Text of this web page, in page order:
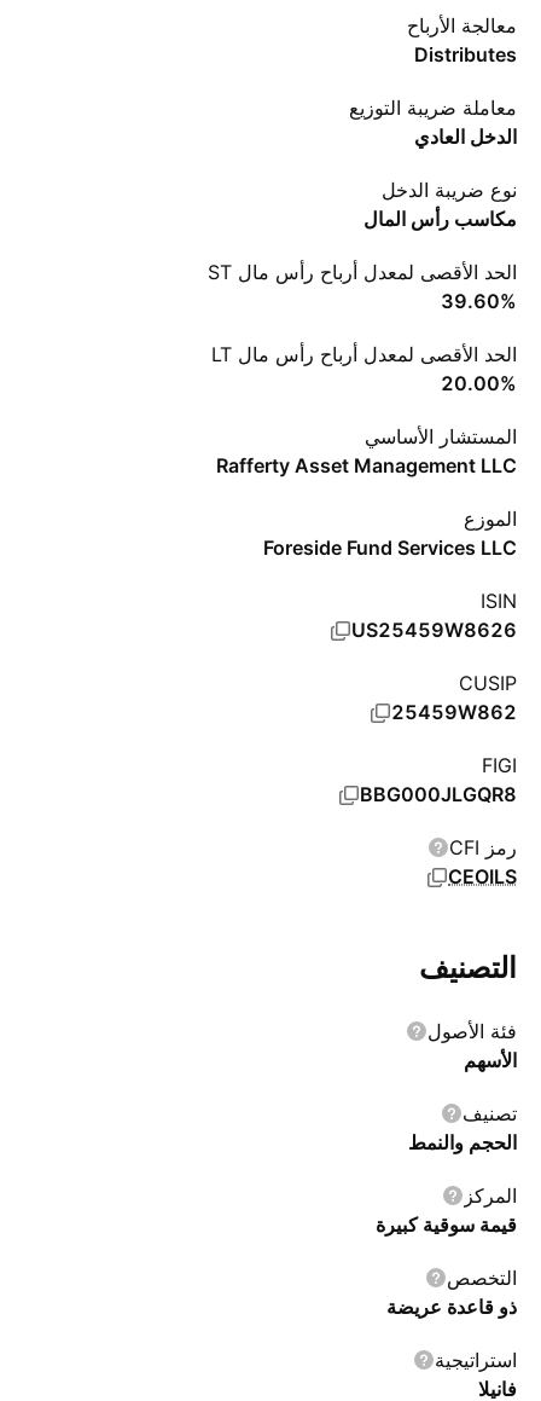
معالجة الأرباح
Distributes
معاملة ضريبة التوزيع
الدخل العادي
نوع ضريبة الدخل
مكاسب رأس المال
الحد الأقصى لمعدل أرباح رأس مال ST
‪39.60%‬
الحد الأقصى لمعدل أرباح رأس مال LT
‪20.00%‬
المستشار الأساسي
Rafferty Asset Management LLC
الموزع
Foreside Fund Services LLC
ISIN
US25459W8626
CUSIP
25459W862
FIGI
BBG000JLGQR8
رمز CFI
CEOILS
التصنيف
فئة الأصول
الأسهم
تصنيف
الحجم والنمط
المركز
قيمة سوقية كبيرة
التخصص
ذو قاعدة عريضة
استراتيجية
فانيلا